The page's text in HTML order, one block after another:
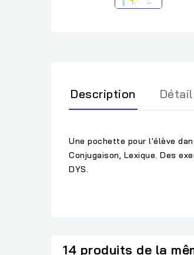
Description
Une pochette pour l'élève
Conjugaison, Lexique. Des
DYS.
14 produits de la